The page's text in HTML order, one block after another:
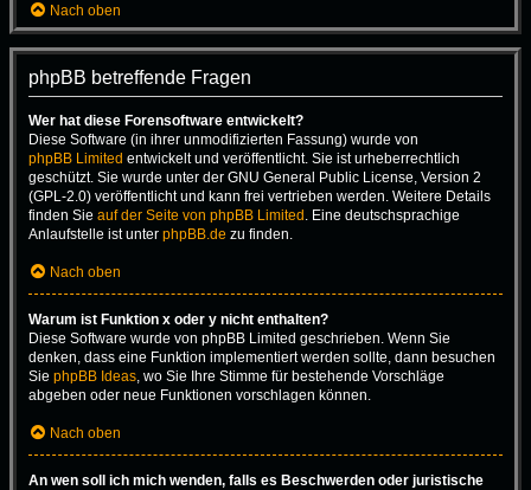
Nach oben
phpBB betreffende Fragen
Wer hat diese Forensoftware entwickelt?
Diese Software (in ihrer unmodifizierten Fassung) wurde von
phpBB Limited entwickelt und veröffentlicht. Sie ist urheberrechtlich
geschützt. Sie wurde unter der GNU General Public License, Version 2
(GPL-2.0) veröffentlicht und kann frei vertrieben werden. Weitere Details
finden Sie auf der Seite von phpBB Limited . Eine deutschsprachige
Anlaufstelle ist unter phpBB.de zu finden.
Nach oben
Warum ist Funktion x oder y nicht enthalten?
Diese Software wurde von phpBB Limited geschrieben. Wenn Sie
denken, dass eine Funktion implementiert werden sollte, dann besuchen
Sie phpBB Ideas, wo Sie Ihre Stimme für bestehende Vorschläge
abgeben oder neue Funktionen vorschlagen können.
Nach oben
An wen soll ich mich wenden, falls es Beschwerden oder juristische